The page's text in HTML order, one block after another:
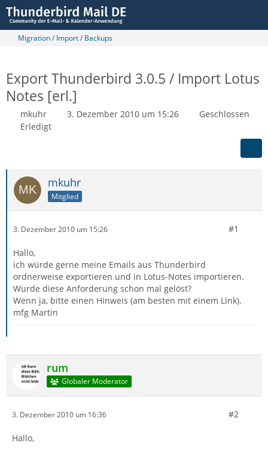
Migration / Import / Backups
Export Thunderbird 3.0.5 / Import Lotus
Notes [erl.]
mkuhr 3. Dezember 2010 um 15:26
Geschlossen
Erledigt
mkuhr
Mitglied
3. Dezember 2010 um 15:26 #1
Hallo,
ich würde gerne meine Emails aus Thunderbird
ordnerweise exportieren und in Lotus-Notes importieren.
Wurde diese Anforderung schon mal gelöst?
Wenn ja, bitte einen Hinweis (am besten mit einem Link).
mfg Martin
rum
Globaler Moderator
3. Dezember 2010 um 16:36 #2
Hallo,